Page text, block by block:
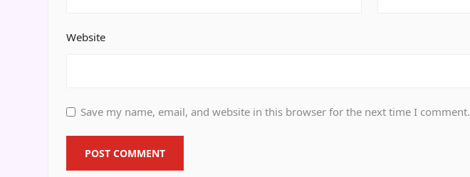
Website
Save my name, email, and website in this browser for the next time I comment.